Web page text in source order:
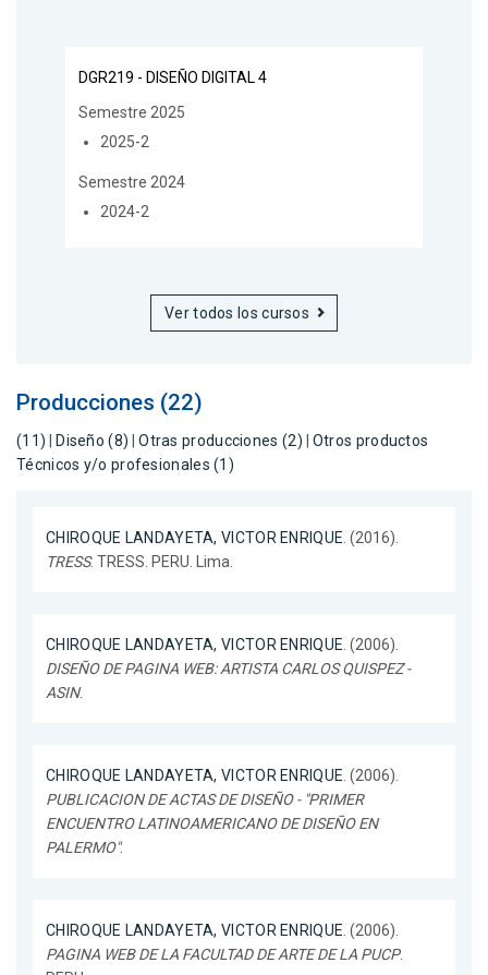
DGR219 - DISEÑO DIGITAL 4
Semestre 2025
2025-2
Semestre 2024
2024-2
Ver todos los cursos
Producciones (22)
(11) Diseño (8) |Otras producciones (2)
Otros productos
Técnicos y/o profesionales (1)
CHIROQUE LANDAYETA, VICTOR ENRIQUE . (2016).
TRESS. TRESS. PERU. Lima.
CHIROQUE LANDAYETA, VICTOR ENRIQUE . (2006).
DISEÑO DE PAGINA WEB: ARTISTA CARLOS QUISPEZ -
ASIN.
CHIROQUE LANDAYETA, VICTOR ENRIQUE . (2006).
PUBLICACION DE ACTAS DE DISEÑO - "PRIMER
ENCUENTRO LATINOAMERICANO DE DISEÑO EN
PALERMO".
CHIROQUE LANDAYETA, VICTOR ENRIQUE . (2006).
PAGINA WEB DE LA FACULTAD DE ARTE DE LA PUCP.